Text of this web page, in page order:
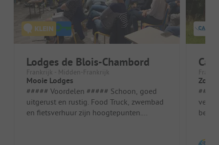
Lodges de Blois-Chambord
Frankrijk - Midden-Frankrijk
Mooie Lodges
##### Voordelen ##### Schoon, goed
uitgerust en rustig. Food Truck, zwembad
en fietsverhuur zijn hoogtepunten.
#####
best